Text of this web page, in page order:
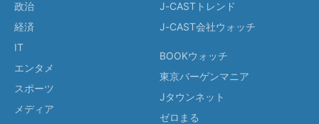
政治
経済
IT
エンタメ
スポーツ
メディア
J-CASTトレンド
J-CAST会社ウォッチ
BOOKウォッチ
東京バーゲンマニア
Jタウンネット
ゼロまる